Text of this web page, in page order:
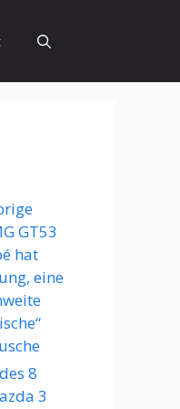
GT53
hat
eine
8
3